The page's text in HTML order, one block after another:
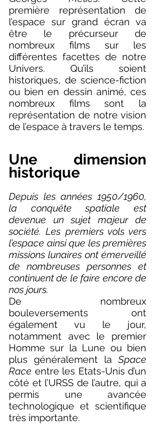
première représentation de
l’espace sur grand écran va
être le précurseur de
nombreux films sur les
différentes facettes de notre
Univers. Qu’ils soient
historiques, de science-fiction
ou bien en dessin animé, ces
nombreux films sont la
représentation de notre vision
Une dimension
historique
Depuis les années 1950/1960,
la conquête spatiale est
devenue un sujet majeur de
société. Les premiers vols vers
l’espace ainsi que les premières
missions lunaires ont émerveillé
de nombreuses personnes et
continuent de le faire encore de
nos jours.
De nombreux
bouleversements ont
également vu le jour,
notamment avec le premier
Homme sur la Lune ou bien
plus généralement la Space
Race entre les Etats-Unis d’un
côté et l’URSS de l’autre, qui a
permis une avancée
technologique et scientifique
très importante.